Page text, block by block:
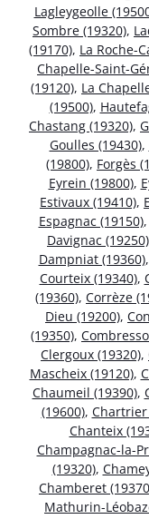
Lagleygeolle
Sombre (19320),
(19170), La Roche-
Chapelle-Saint-
(19120), La
(19500),
Chastang (19320),
Goulles (19430),
(19800), Forgès
Eyrein (19800),
Estivaux (19410),
Espagnac (19150),
Davignac (19250)
Dampniat (19360),
Courteix (19340),
(19360), Corrèze
Dieu (19200),
(19350),
Clergoux (19320),
Mascheix (19120),
Chaumeil (19390),
(19600), Chartrier
Chanteix
Champagnac-la-
(19320),
Chamberet
Mathurin-